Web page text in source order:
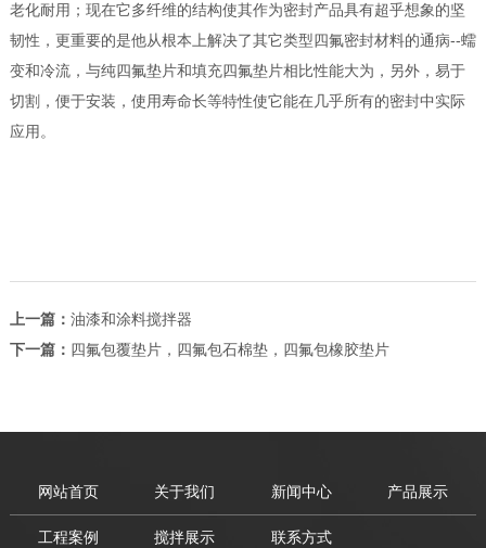
老化耐用；现在它多纤维的结构使其作为密封产品具有超乎想象的坚
韧性，更重要的是他从根本上解决了其它类型四氟密封材料的通病--蠕
变和冷流，与纯四氟垫片和填充四氟垫片相比性能大为，另外，易于
切割，便于安装，使用寿命长等特性使它能在几乎所有的密封中实际
应用。
上一篇： 油漆和涂料搅拌器
下一篇： 四氟包覆垫片，四氟包石棉垫，四氟包橡胶垫片
网站首页 关于我们 新闻中心 产品展示
工程案例 搅拌展示 联系方式